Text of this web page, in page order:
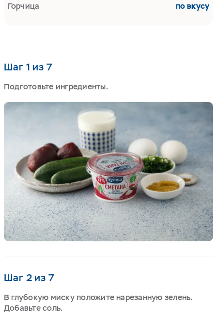
Шаг 1 из 7
Подготовьте ингредиенты.
Шаг 2 из 7
В глубокую миску положите нарезанную зелень.
Добавьте соль.
Горчица по вкусу